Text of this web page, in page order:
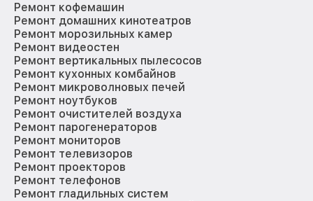
Ремонт кофемашин
Ремонт домашних кинотеатров
Ремонт морозильных камер
Ремонт видеостен
Ремонт вертикальных пылесосов
Ремонт кухонных комбайнов
Ремонт микроволновых печей
Ремонт ноутбуков
Ремонт очистителей воздуха
Ремонт парогенераторов
Ремонт мониторов
Ремонт телевизоров
Ремонт проекторов
Ремонт телефонов
Ремонт гладильных систем